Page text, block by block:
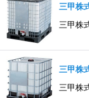
並び順:
三甲株
三甲株
三甲株
三甲株